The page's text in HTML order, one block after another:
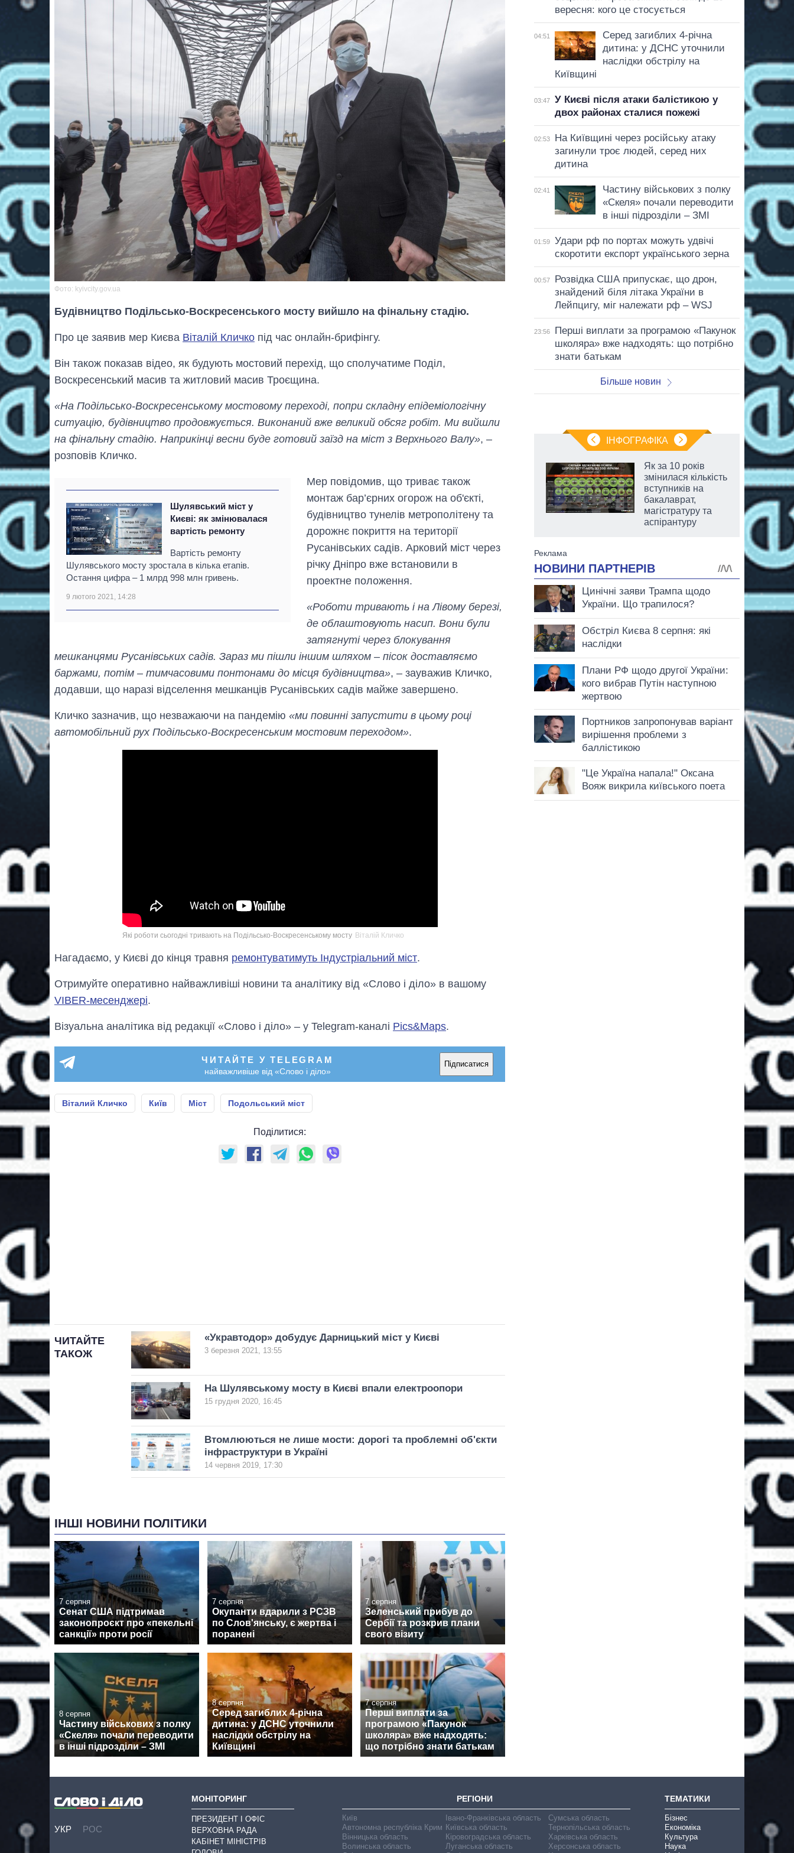
Фото: kyivcity.gov.ua
Будівництво Подільсько-Воскресенського мосту вийшло на фінальну стадію.
Про це заявив мер Києва Віталій Кличко під час онлайн-брифінгу.
Він також показав відео, як будують мостовий перехід, що сполучатиме Поділ,
Воскресенський масив та житловий масив Троєщина.
«На Подільсько-Воскресенському мостовому переході, попри складну епідеміологічну
ситуацію, будівництво продовжується. Виконаний вже великий обсяг робіт. Ми вийшли
на фінальну стадію. Наприкінці весни буде готовий заїзд на міст з Верхнього Валу», –
розповів Кличко.
Шулявський міст у
Києві: як змінювалася
вартість ремонту
Вартість ремонту
Шулявського мосту зростала в кілька етапів.
Остання цифра – 1 млрд 998 млн гривень.
9 лютого 2021, 14:28
Мер повідомив, що триває також
монтаж бар’єрних огорож на об'єкті,
будівництво тунелів метрополітену та
дорожнє покриття на території
Русанівських садів. Арковий міст через
річку Дніпро вже встановили в
проектне положення.
«Роботи тривають і на Лівому березі,
де облаштовують насип. Вони були
затягнуті через блокування
мешканцями Русанівських садів. Зараз ми пішли іншим шляхом – пісок доставляємо
баржами, потім – тимчасовими понтонами до місця будівництва», – зауважив Кличко,
додавши, що наразі відселення мешканців Русанівських садів майже завершено.
Кличко зазначив, що незважаючи на пандемію «ми повинні запустити в цьому році
автомобільний рух Подільсько-Воскресенським мостовим переходом».
Які роботи сьогодні тривають на Подільсько-Воскресенському мосту Віталій Кличко
Нагадаємо, у Києві до кінця травня ремонтуватимуть Індустріальний міст.
Отримуйте оперативно найважливіші новини та аналітику від «Слово і діло» в вашому
VIBER-месенджері.
Візуальна аналітика від редакції «Слово і діло» – у Telegram-каналі Pics&Maps.
ЧИТАЙТЕ У TELEGRAM
найважливіше від «Слово і діло»
Підписатися
Віталий Кличко Київ Міст Подольський міст
Поділитися:
ЧИТАЙТЕ
ТАКОЖ
«Укравтодор» добудує Дарницький міст у Києві
3 березня 2021, 13:55
На Шулявському мосту в Києві впали електроопори
15 грудня 2020, 16:45
Втомлюються не лише мости: дорогі та проблемні об'єкти
інфраструктури в Україні
14 червня 2019, 17:30
ІНШІ НОВИНИ ПОЛІТИКИ
7 серпня
Сенат США підтримав
законопроєкт про «пекельні
санкції» проти росії
7 серпня
Окупанти вдарили з РСЗВ
по Слов'янську, є жертва і
поранені
7 серпня
Зеленський прибув до
Сербії та розкрив плани
свого візиту
8 серпня
Частину військових з полку
«Скеля» почали переводити
в інші підрозділи – ЗМІ
8 серпня
Серед загиблих 4-річна
дитина: у ДСНС уточнили
наслідки обстрілу на
Київщині
7 серпня
Перші виплати за
програмою «Пакунок
школяра» вже надходять:
що потрібно знати батькам
вересня: кого це стосується
04:51
Серед загиблих 4-річна
дитина: у ДСНС уточнили
наслідки обстрілу на
Київщині
03:47
У Києві після атаки балістикою у
двох районах сталися пожежі
02:53
На Київщині через російську атаку
загинули троє людей, серед них
дитина
02:41
Частину військових з полку
«Скеля» почали переводити
в інші підрозділи – ЗМІ
01:59
Удари рф по портах можуть удвічі
скоротити експорт українського зерна
00:57
Розвідка США припускає, що дрон,
знайдений біля літака України в
Лейпцигу, міг належати рф – WSJ
23:56
Перші виплати за програмою «Пакунок
школяра» вже надходять: що потрібно
знати батькам
Більше новин
ІНФОГРАФІКА
як зріс попит на
чипи за останні
роки і що
прогнозують на
Як за 10 років
змінилася кількість
вступників на
бакалаврат,
магістратуру та
аспірантуру
УКР РОС
МОНІТОРИНГ
ПРЕЗИДЕНТ І ОФІС
ВЕРХОВНА РАДА
КАБІНЕТ МІНІСТРІВ
РЕГІОНИ
Київ
Автономна республіка Крим
Вінницька область
Волинська область
Івано-Франківська область
Київська область
Кіровоградська область
Луганська область
Сумська область
Тернопільська область
Харківська область
Херсонська область
ТЕМАТИКИ
Бізнес
Економіка
Культура
Наука